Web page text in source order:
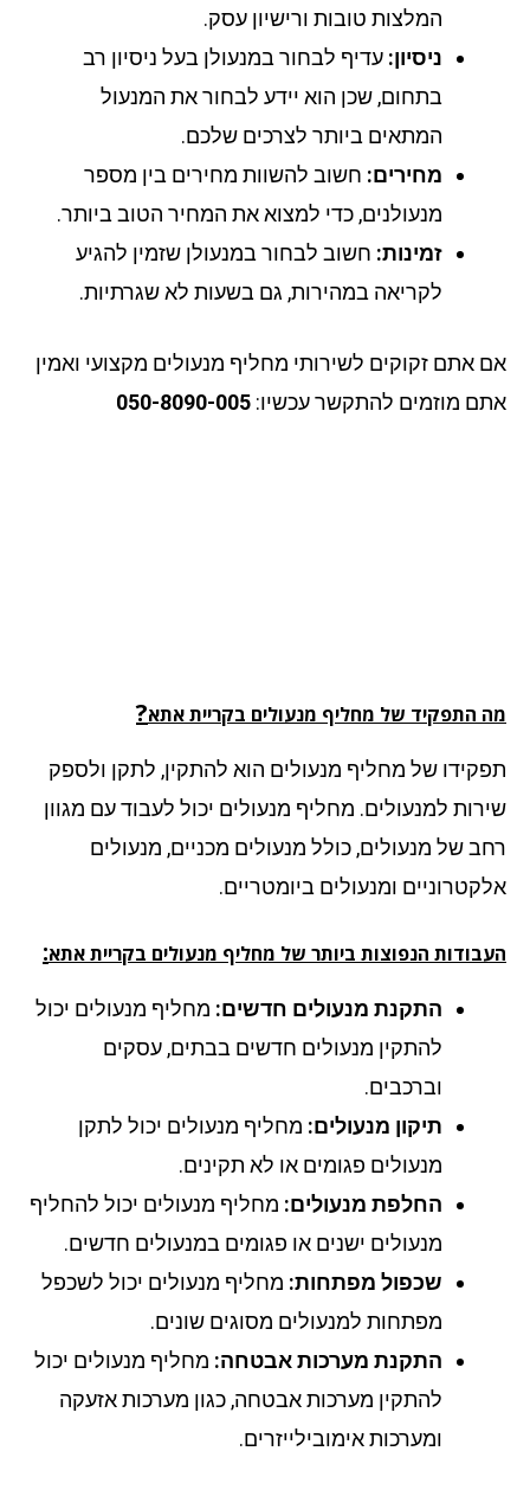
המלצות טובות ורישיון עסק.
ניסיון:עדיף לבחור במנעולן בעל ניסיון רב
בתחום, שכן הוא יידע לבחור את המנעול
המתאים ביותר לצרכים שלכם.
מחירים:חשוב להשוות מחירים בין מספר
מנעולנים, כדי למצוא את המחיר הטוב ביותר.
זמינות:חשוב לבחור במנעולן שזמין להגיע
לקריאה במהירות, גם בשעות לא שגרתיות.
אתם זקוקים לשירותי מחליף מנעולים מקצועי ואמין
מוזמים להתקשר עכשיו:050-8090-005
התפקיד של מחליף מנעולים בקריית אתא?
של מחליף מנעולים הוא להתקין, לתקן ולספק
למנעולים. מחליף מנעולים יכול לעבוד עם מגוון
של מנעולים, כולל מנעולים מכניים, מנעולים
ומנעולים ביומטריים.
הנפוצות ביותר של מחליף מנעולים בקריית אתא:
התקנת מנעולים חדשים:מחליף מנעולים יכול
להתקין מנעולים חדשים בבתים, עסקים
וברכבים.
תיקון מנעולים:מחליף מנעולים יכול לתקן
מנעולים פגומים או לא תקינים.
החלפת מנעולים:מחליף מנעולים יכול להחליף
מנעולים ישנים או פגומים במנעולים חדשים.
שכפול מפתחות:מחליף מנעולים יכול לשכפל
מפתחות למנעולים מסוגים שונים.
התקנת מערכות אבטחה:מחליף מנעולים יכול
להתקין מערכות אבטחה, כגון מערכות אזעקה
ומערכות אימובילייזרים.